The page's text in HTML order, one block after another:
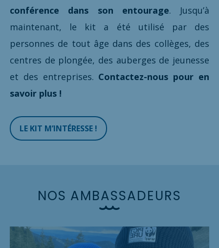
conférence dans son entourage. Jusqu’à
maintenant, le kit a été utilisé par des
personnes de tout âge dans des collèges, des
centres de plongée, des auberges de jeunesse
et des entreprises. Contactez-nous pour en
savoir plus !
LE KIT M’INTÉRESSE !
NOS AMBASSADEURS